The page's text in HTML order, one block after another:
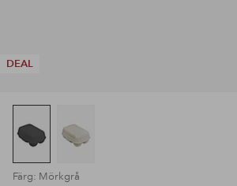
DEAL
Färg: Mörkgrå